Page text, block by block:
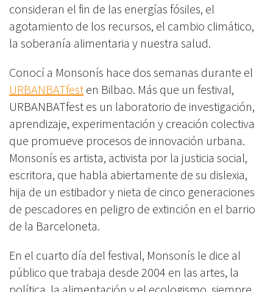
consideran el fin de las energías fósiles, el
agotamiento de los recursos, el cambio climático,
la soberanía alimentaria y nuestra salud.
Conocí a Monsonís hace dos semanas durante el
URBANBATfest en Bilbao. Más que un festival,
URBANBATfest es un laboratorio de investigación,
aprendizaje, experimentación y creación colectiva
que promueve procesos de innovación urbana.
Monsonís es artista, activista por la justicia social,
escritora, que habla abiertamente de su dislexia,
hija de un estibador y nieta de cinco generaciones
de pescadores en peligro de extinción en el barrio
de la Barceloneta.
En el cuarto día del festival, Monsonís le dice al
público que trabaja desde 2004 en las artes, la
política, la alimentación y el ecologismo, siempre